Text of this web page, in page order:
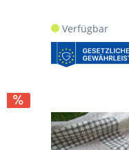
Verfügbar